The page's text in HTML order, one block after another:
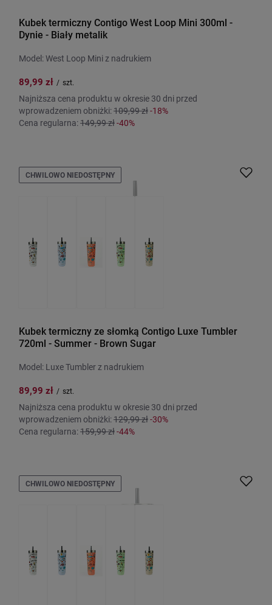
Kubek termiczny Contigo West Loop Mini 300ml -
Dynie - Biały metalik
Model: West Loop Mini z nadrukiem
89,99 zł / szt.
Najniższa cena produktu w okresie 30 dni przed
wprowadzeniem obniżki:109,99 zł-18%
Cena regularna:149,99 zł-40%
CHWILOWO NIEDOSTĘPNY
Kubek termiczny ze słomką Contigo Luxe Tumbler
720ml - Summer - Brown Sugar
Model: Luxe Tumbler z nadrukiem
89,99 zł / szt.
Najniższa cena produktu w okresie 30 dni przed
wprowadzeniem obniżki:129,99 zł-30%
Cena regularna:159,99 zł-44%
CHWILOWO NIEDOSTĘPNY